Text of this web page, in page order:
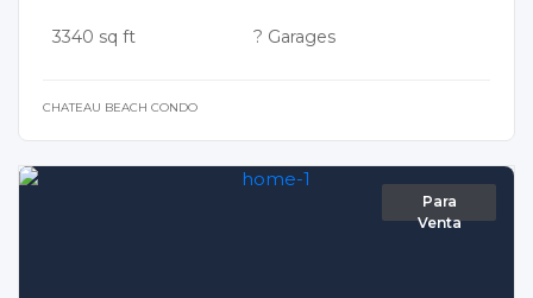
3340 sq ft ? Garages
CHATEAU BEACH CONDO
Para
Venta